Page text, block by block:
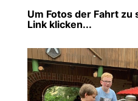
Um Fotos der Fahrt zu
Link klicken...